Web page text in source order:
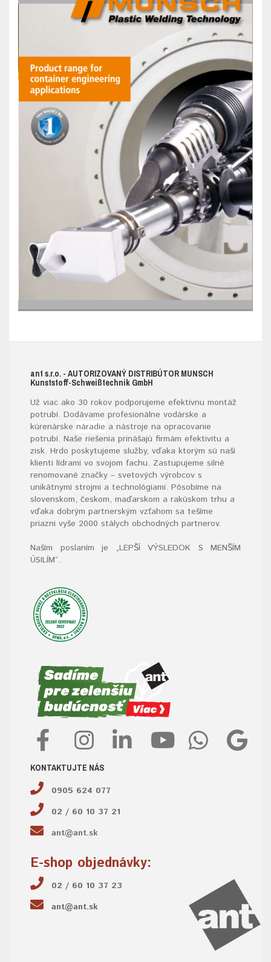
ant s.r.o. - AUTORIZOVANÝ DISTRIBÚTOR MUNSCH
Kunststoff-Schweißtechnik GmbH
Už viac ako 30 rokov podporujeme efektívnu montáž
potrubí. Dodávame profesionálne vodárske a
kúrenárske náradie a nástroje na opracovanie
potrubí. Naše riešenia prinášajú firmám efektivitu a
zisk. Hrdo poskytujeme služby, vďaka ktorým sú naši
klienti lídrami vo svojom fachu. Zastupujeme silné
renomované značky – svetových výrobcov s
unikátnymi strojmi a technológiami. Pôsobíme na
slovenskom, českom, maďarskom a rakúskom trhu a
vďaka dobrým partnerským vzťahom sa tešíme
priazni vyše 2000 stálych obchodných partnerov.
Naším poslaním je „LEPŠÍ VÝSLEDOK S MENŠÍM
ÚSILÍM“.
KONTAKTUJTE NÁS
0905 624 077
02 / 60 10 37 21
ant@ant.sk
E-shop objednávky:
02 / 60 10 37 23
ant@ant.sk